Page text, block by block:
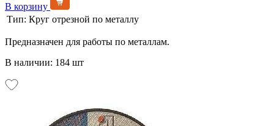
В корзину
Тип: Круг отрезной по металлу
Предназначен для работы по металлам.
В наличии: 184 шт